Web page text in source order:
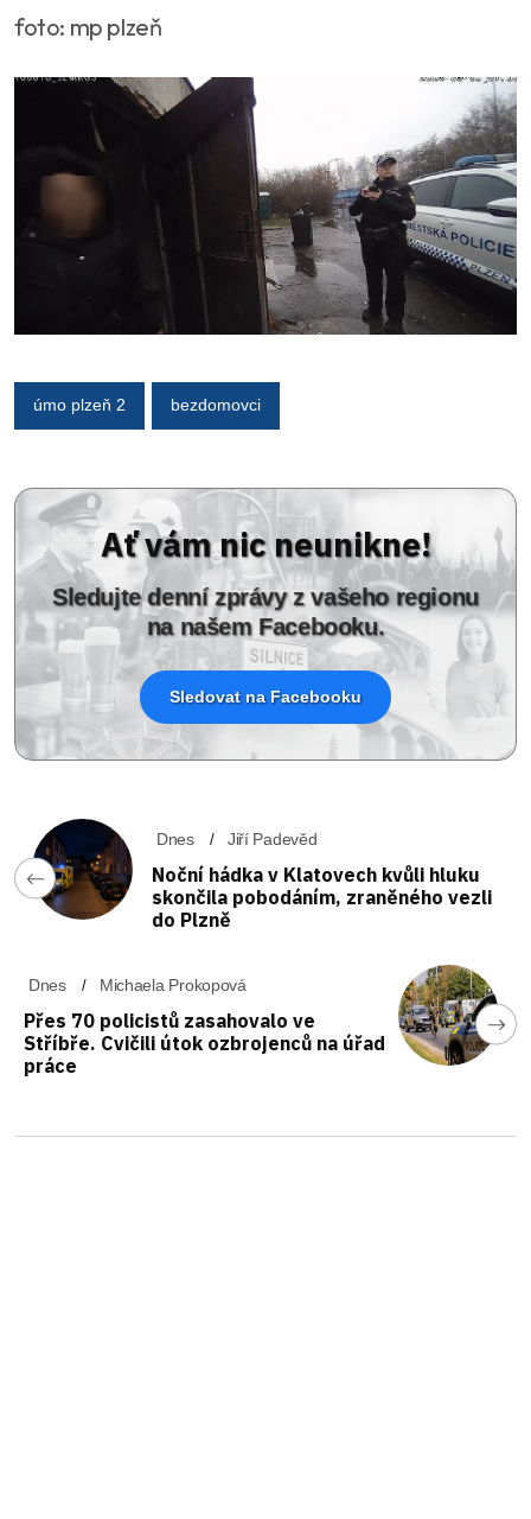
foto: mp plzeň
úmo plzeň 2 bezdomovci
Ať vám nic neunikne!
Sledujte denní zprávy z vašeho regionu
na našem Facebooku.
Sledovat na Facebooku
Dnes Jiří Padevěd
Noční hádka v Klatovech kvůli hluku
skončila pobodáním, zraněného vezli
do Plzně
Dnes Michaela Prokopová
Přes 70 policistů zasahovalo ve
Stříbře. Cvičili útok ozbrojenců na úřad
práce